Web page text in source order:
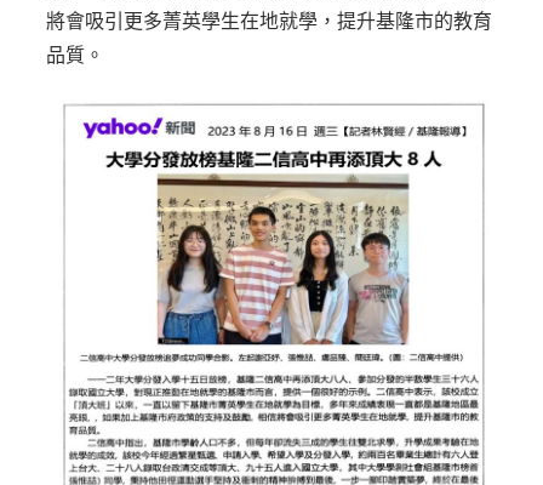
將會吸引更多菁英學生在地就學，提升基隆市的教育
品質。